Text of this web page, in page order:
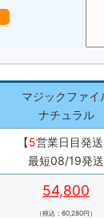
マジックファイ
ナチュラル
【5営業日目発送
最短08/19発送
54,800
（税込：60,280円）